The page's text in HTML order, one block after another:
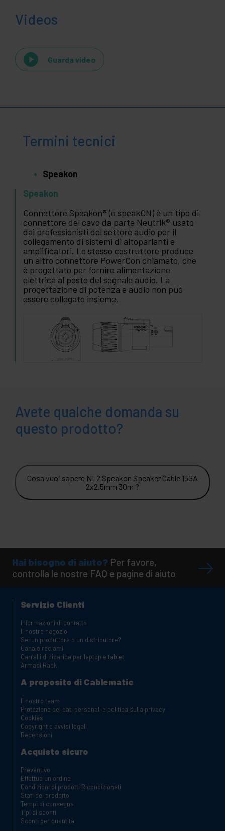
Videos
Guarda video
Termini tecnici
Speakon
Speakon
Connettore Speakon® (o speakON) è un tipo di
connettore del cavo da parte Neutrik® usato
dai professionisti del settore audio per il
collegamento di sistemi di altoparlanti e
amplificatori. Lo stesso costruttore produce
un altro connettore PowerCon chiamato, che
è progettato per fornire alimentazione
elettrica al posto del segnale audio. La
progettazione di potenza e audio non può
essere collegato insieme.
Avete qualche domanda su
questo prodotto?
Cosa vuoi sapere NL2 Speakon Speaker Cable 15GA
2x2.5mm 30m ?
Hai bisogno di aiuto? Per favore,
controlla le nostre FAQ e pagine di aiuto
Servizio Clienti
Informazioni di contatto
Il nostro negozio
Sei un produttore o un distributore?
Canale reclami
Carrelli di ricarica per laptop e tablet
Armadi Rack
A proposito di Cablematic
Il nostro team
Protezione dei dati personali e politica sulla privacy
Cookies
Copyright e avvisi legali
Recensioni
Acquisto sicuro
Preventivo
Effettua un ordine
Condizioni di prodotti Ricondizionati
Stati del prodotto
Tempi di consegna
Tipi di sconti
Sconti per quantità